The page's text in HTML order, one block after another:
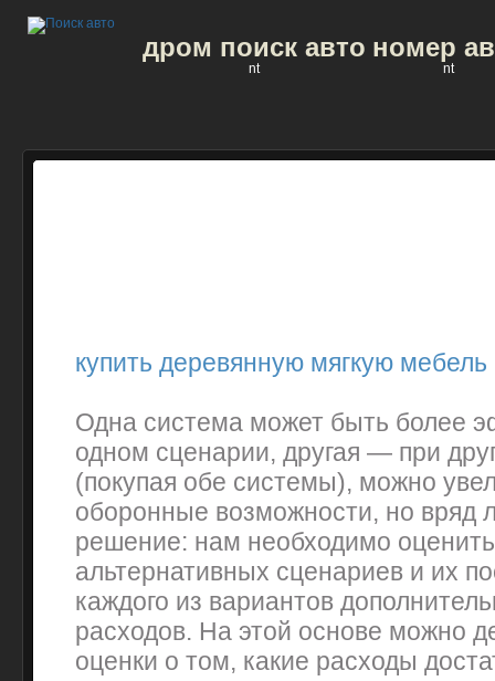
дром поиск авто
nt
номер
nt
купить деревянную мягкую мебель
Одна система может быть более
одном сценарии, другая — при
(покупая обе системы), можно
оборонные возможности, но вряд
решение: нам необходимо
альтернативных сценариев и их
каждого из вариантов
расходов. На этой основе можно
оценки о том, какие расходы